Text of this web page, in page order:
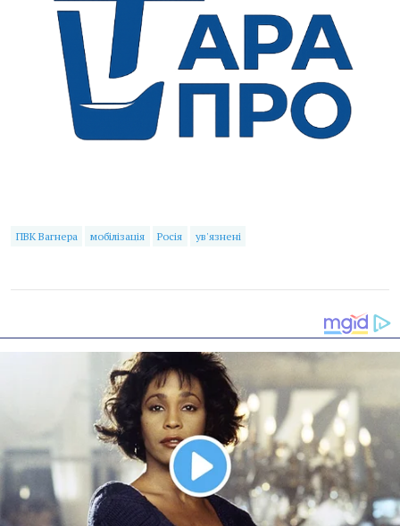
ПВК Вагнера мобілізація Росія ув'язнені